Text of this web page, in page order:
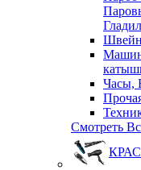
Часы,
Смотреть